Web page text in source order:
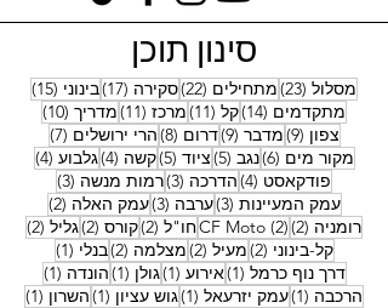
סינון תוכן
מסלול (23) 23 פוסטים
מתחילים (22) 22 פוסטים
סקירה (17) 17 פוסטים
בינוני (15)
15 פוסטים
מתקדמים (14) 14 פוסטים
קל (11) 11 פוסטים
מרכז (11) 11 פוסטים
מדריך (10)
10 פוסטים
צפון (9) 9 פוסטיםמדבר (9) 9 פוסטיםדרום (8) 8 פוסטיםהרי ירושלים (7) 7 פוסטים
מקור מים (6) 6 פוסטיםנגב (5) 5 פוסטיםציוד (5) 5 פוסטיםקשה (4) 4 פוסטיםגלבוע (4) 4 פוסטים
פודקאסט (4) 4 פוסטיםהדרכה (3) 3 פוסטיםרמות מנשה (3) 3 פוסטים
עמק המעיינות (3) 3 פוסטיםערבה (3) 3 פוסטיםעמק האלה (2) 2 פוסטים
רומניה (2) 2 פוסטים CF Moto (2) 2 פוסטיםחו"ל (2) 2 פוסטיםקורס (2) 2 פוסטיםגליל (2) 2 פוסטים
קל-בינוני (2) 2 פוסטיםמעיל (2) 2 פוסטיםמצלמה (2) 2 פוסטיםבנלי (1) פוסט 1
דרך נוף כרמל (1) פוסט 1
אירוע (1) פוסט 1
גולן (1) פוסט 1
הונדה (1) פוסט 1
הרכבה (1) פוסט 1
עמק יזרעאל (1) פוסט 1
גוש עציון (1) פוסט 1
השרון (1)